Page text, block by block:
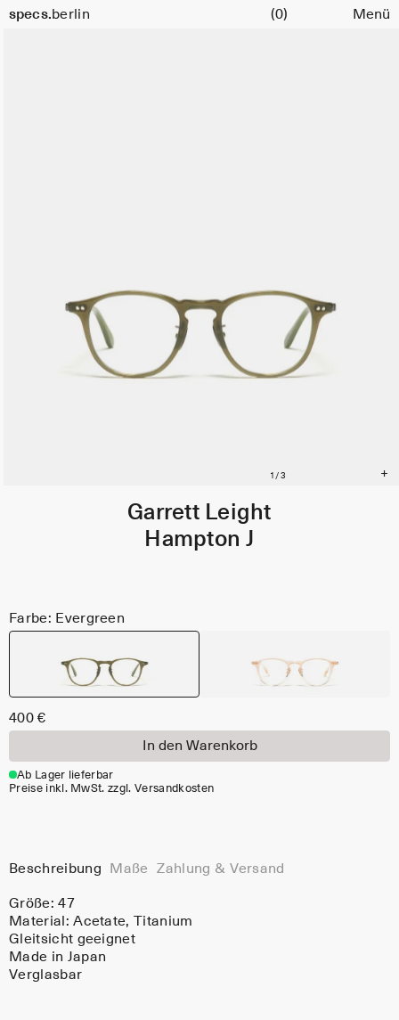
specs.berlin
Warenkorb (0) Menü
Garrett Leight
Hampton J
Farbe: Evergreen
Größe
47
400 €
In den Warenkorb
Ab Lager lieferbar
Preise inkl. MwSt. zzgl. Versandkosten
Beschreibung Maße Zahlung & Versand
Größe: 47
Material:Acetate, Titanium
Gleitsicht geeignet
Made in Japan
Verglasbar